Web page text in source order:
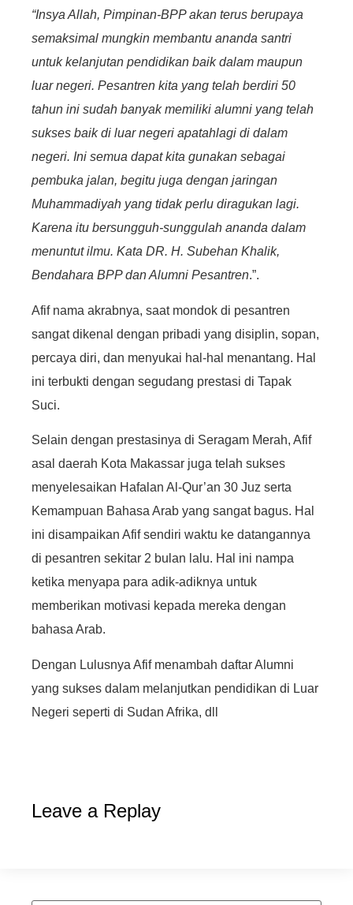
“Insya Allah, Pimpinan-BPP akan terus berupaya
semaksimal mungkin membantu ananda santri
untuk kelanjutan pendidikan baik dalam maupun
luar negeri. Pesantren kita yang telah berdiri 50
tahun ini sudah banyak memiliki alumni yang telah
sukses baik di luar negeri apatahlagi di dalam
negeri. Ini semua dapat kita gunakan sebagai
pembuka jalan, begitu juga dengan jaringan
Muhammadiyah yang tidak perlu diragukan lagi.
Karena itu bersungguh-sunggulah ananda dalam
menuntut ilmu. Kata DR. H. Subehan Khalik,
Bendahara BPP dan Alumni Pesantren.”.
Afif nama akrabnya, saat mondok di pesantren
sangat dikenal dengan pribadi yang disiplin, sopan,
percaya diri, dan menyukai hal-hal menantang. Hal
ini terbukti dengan segudang prestasi di Tapak
Suci.
Selain dengan prestasinya di Seragam Merah, Afif
asal daerah Kota Makassar juga telah sukses
menyelesaikan Hafalan Al-Qur’an 30 Juz serta
Kemampuan Bahasa Arab yang sangat bagus. Hal
ini disampaikan Afif sendiri waktu ke datangannya
di pesantren sekitar 2 bulan lalu. Hal ini nampa
ketika menyapa para adik-adiknya untuk
memberikan motivasi kepada mereka dengan
bahasa Arab.
Dengan Lulusnya Afif menambah daftar Alumni
yang sukses dalam melanjutkan pendidikan di Luar
Negeri seperti di Sudan Afrika, dll
Leave a Replay